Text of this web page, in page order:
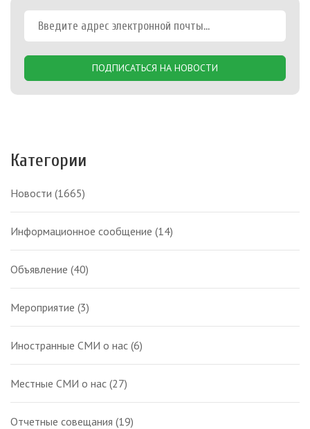
ПОДПИСАТЬСЯ НА НОВОСТИ
Категории
Новости (1665)
Информационное сообщение (14)
Объявление (40)
Мероприятие (3)
Иностранные СМИ о нас (6)
Местные СМИ о нас (27)
Отчетные совещания (19)